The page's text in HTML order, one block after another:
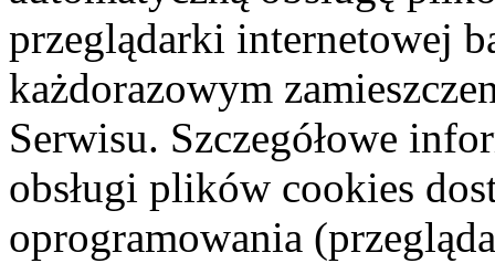
przeglądarki internetowej
każdorazowym
Serwisu. Szczegółowe
obsługi plików cookies
oprogramowania